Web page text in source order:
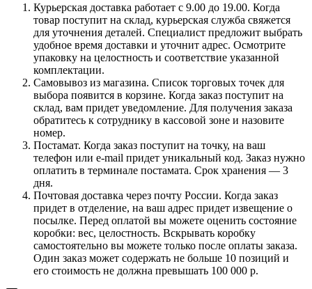
Курьерская доставка работает с 9.00 до 19.00. Когда
товар поступит на склад, курьерская служба свяжется
для уточнения деталей. Специалист предложит выбрать
удобное время доставки и уточнит адрес. Осмотрите
упаковку на целостность и соответствие указанной
комплектации.
Самовывоз из магазина. Список торговых точек для
выбора появится в корзине. Когда заказ поступит на
склад, вам придет уведомление. Для получения заказа
обратитесь к сотруднику в кассовой зоне и назовите
номер.
Постамат. Когда заказ поступит на точку, на ваш
телефон или e-mail придет уникальный код. Заказ нужно
оплатить в терминале постамата. Срок хранения — 3
дня.
Почтовая доставка через почту России. Когда заказ
придет в отделение, на ваш адрес придет извещение о
посылке. Перед оплатой вы можете оценить состояние
коробки: вес, целостность. Вскрывать коробку
самостоятельно вы можете только после оплаты заказа.
Один заказ может содержать не больше 10 позиций и
его стоимость не должна превышать 100 000 р.